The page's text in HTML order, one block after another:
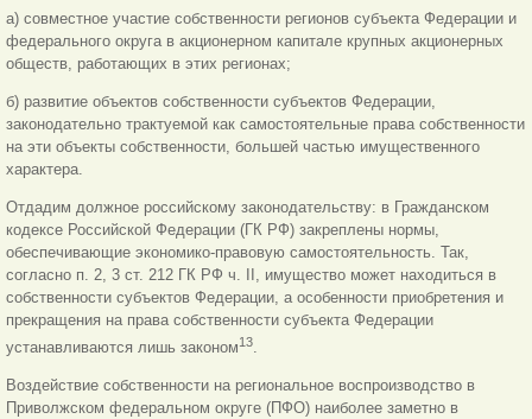
а) совместное участие собственности регионов субъекта Федерации и
федерального округа в акционерном капитале крупных акционерных
обществ, работающих в этих регионах;
б) развитие объектов собственности субъектов Федерации,
законодательно трактуемой как самостоятельные права собственности
на эти объекты собственности, большей частью имущественного
характера.
Отдадим должное российскому законодательству: в Гражданском
кодексе Российской Федерации (ГК РФ) закреплены нормы,
обеспечивающие экономико-правовую самостоятельность. Так,
согласно п. 2, 3 ст. 212 ГК РФ ч. II, имущество может находиться в
собственности субъектов Федерации, а особенности приобретения и
прекращения на права собственности субъекта Федерации
устанавливаются лишь законом13
Воздействие собственности на региональное воспроизводство в
Приволжском федеральном округе (ПФО) наиболее заметно в